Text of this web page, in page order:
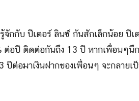
จักกับ ปีเตอร์ ลินซ์ กันสักเล็กน้อย ปี
อปี ติดต่อกันถึง 13 ปี หากเพื่อนๆนึ
ปีต่อมาเงินฝากของเพื่อนๆ จะกลาย